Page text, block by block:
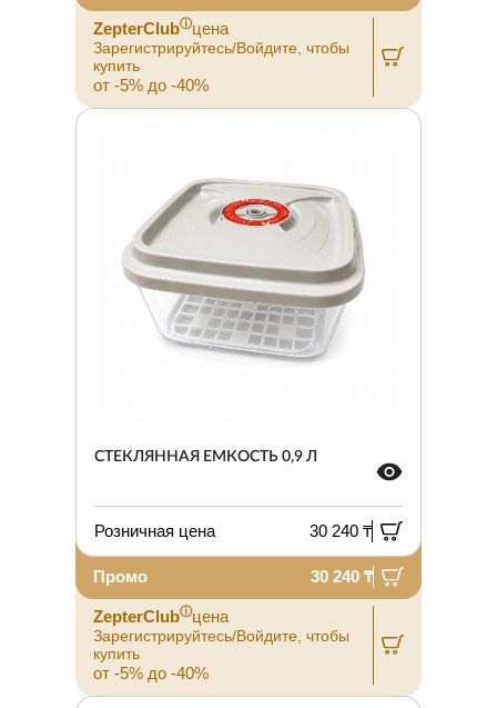
ZepterClubⓘцена
Зарегистрируйтесь/Войдите, чтобы
купить
от -5% до -40%
СТЕКЛЯННАЯ ЕМКОСТЬ 0,9 Л
Розничная цена 30 240 ₸
Промо 30 240 ₸
ZepterClubⓘцена
Зарегистрируйтесь/Войдите, чтобы
купить
от -5% до -40%